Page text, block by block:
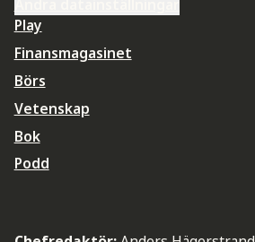
Play
Finansmagasinet
Börs
Vetenskap
Bok
Podd